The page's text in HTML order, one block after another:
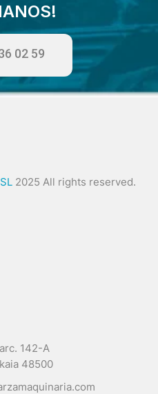
02 59
2025 All rights reserved.
142-A
48500